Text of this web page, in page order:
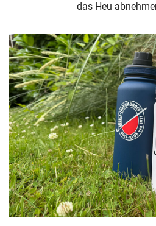
das Heu